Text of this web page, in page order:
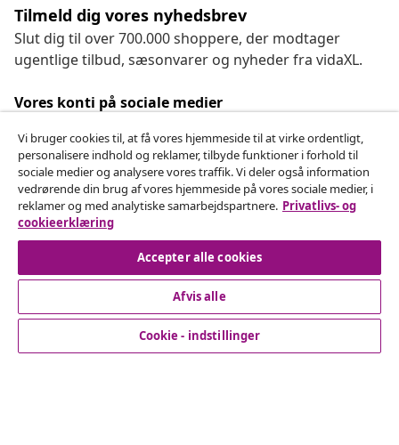
Tilmeld dig vores nyhedsbrev
Slut dig til over 700.000 shoppere, der modtager
ugentlige tilbud, sæsonvarer og nyheder fra vidaXL.
Vores konti på sociale medier
Fortryd køb
Indsend en anmodning om at fortryde din ordre.
Fortryd køb
Vi bruger cookies til, at få vores hjemmeside til at virke ordentligt,
personalisere indhold og reklamer, tilbyde funktioner i forhold til
sociale medier og analysere vores traffik. Vi deler også information
vedrørende din brug af vores hjemmeside på vores sociale medier, i
reklamer og med analytiske samarbejdspartnere. Privatlivs- og
cookieerklæring
Accepter alle cookies
Afvis alle
Cookie - indstillinger